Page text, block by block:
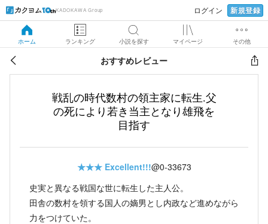
KADOKAWA Group ログイン 新規登録
ホーム ランキング 小説を探す マイページ その他
おすすめレビュー
戦乱の時代数村の領主家に転生.父
の死により若き当主となり雄飛を
目指す
★★★ Excellent!!!@0-33673
史実と異なる戦国な世に転生した主人公。
田舎の数村を領する国人の嫡男とし内政など進めながら
力をつけていた。